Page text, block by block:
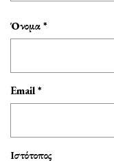
Όνομα*
Email*
Ιστότοπος